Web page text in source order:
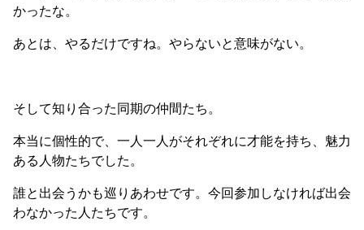
かったな。
あとは、やるだけですね。やらないと意味がない。
そして知り合った同期の仲間たち。
本当に個性的で、一人一人がそれぞれに才能を持ち、魅力
ある人物たちでした。
誰と出会うかも巡りあわせです。今回参加しなければ出会
わなかった人たちです。